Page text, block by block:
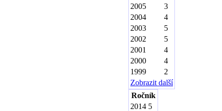
2005
3
2004
4
2003
5
2002
5
2001
4
2000
4
1999
2
Zobrazit další
Ročník
2014 5